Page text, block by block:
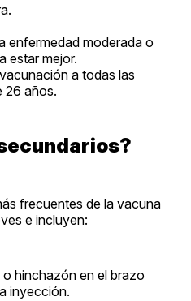
enfermedad moderada o
estar mejor.
a todas las
26 años.
frecuentes de la vacuna
e incluyen:
hinchazón en el brazo
inyección.